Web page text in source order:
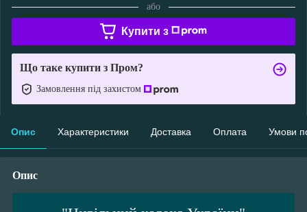
або
Купити з
Що таке купити з Пром?
Замовлення під захистом
Опис Характеристики Доставка Оплата Умови
Опис